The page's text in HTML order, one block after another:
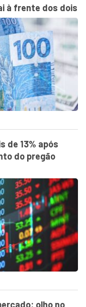
à frente dos dois
de 13% após
do pregão
olho no